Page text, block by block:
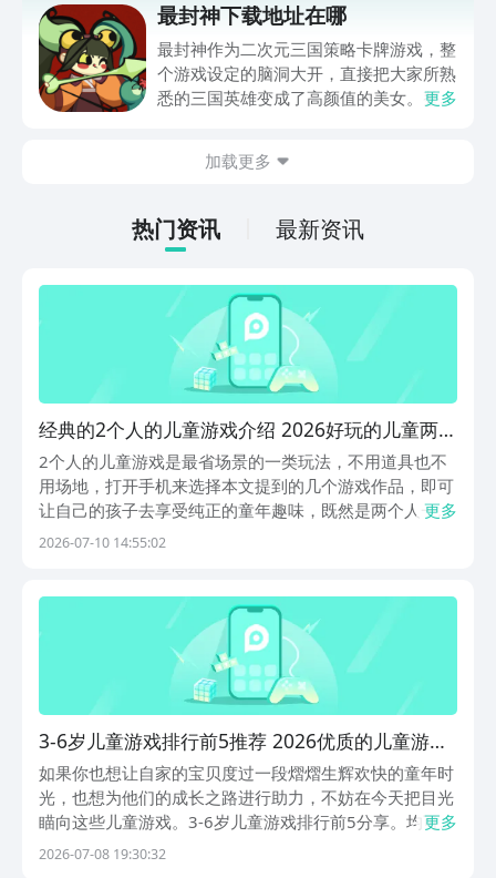
为玩家们带来，通过它就可以体验到超级
畅快的三国冒险，想入坑这一作品的玩家
还请不要错过。
最封神下载地址在哪
最封神作为二次元三国策略卡牌游戏，整
个游戏设定的脑洞大开，直接把大家所熟
悉的三国英雄变成了高颜值的美女。整体
家在体验游戏的时候，如果能够成功的下
面就针对下载地址做相关内容的介绍。
更多
加载更多
热门资讯 最新资讯
经典的2个人的儿童游戏介绍 2026好玩的儿童两个
人游戏分享
2个人的儿童游戏是最省场景的一类玩法，不用道具也不
用场地，打开手机来选择本文提到的几个游戏作品，即可
让自己的孩子去享受纯正的童年趣味，既然是两个人一起
去玩的话，那么在其中相互的配合交流才是主要的，考虑
更多
2026-07-10 14:55:02
3-6岁儿童游戏排行前5推荐 2026优质的儿童游戏
介绍
如果你也想让自家的宝贝度过一段熠熠生辉欢快的童年时
光，也想为他们的成长之路进行助力，不妨在今天把目光
瞄向这些儿童游戏。3-6岁儿童游戏排行前5分享。均可在
九游平台进行正规安全的下载。作为阿里巴巴灵犀互娱旗
更多
2026-07-08 19:30:32